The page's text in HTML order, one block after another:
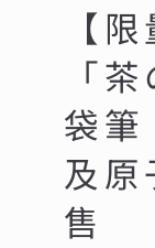
【
「
袋
及
售